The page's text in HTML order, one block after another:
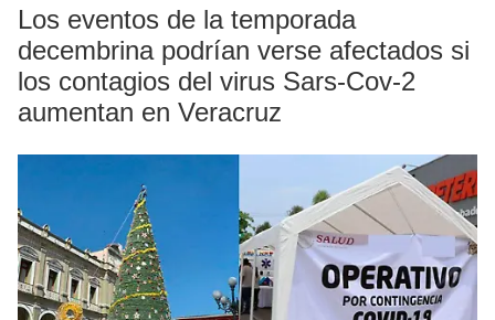
Los eventos de la temporada
decembrina podrían verse afectados si
los contagios del virus Sars-Cov-2
aumentan en Veracruz